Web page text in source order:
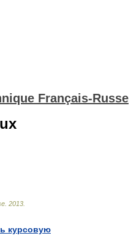
Français-Russe
2013
курсовую